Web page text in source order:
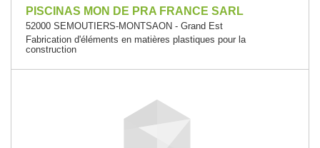
PISCINAS MON DE PRA FRANCE SARL
52000 SEMOUTIERS-MONTSAON - Grand Est
Fabrication d'éléments en matières plastiques pour la
construction